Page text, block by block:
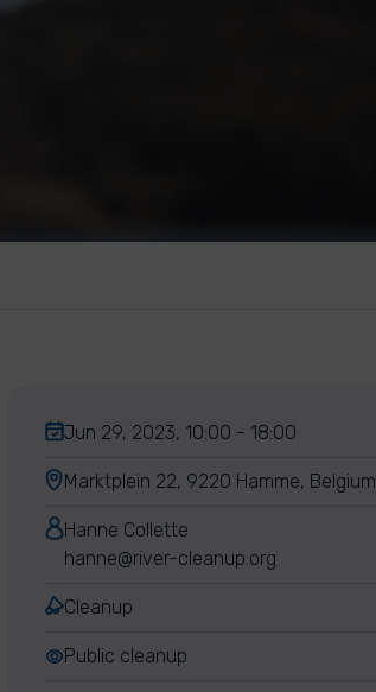
Jun 29, 2023, 10:00 - 18:00
Marktplein 22, 9220 Hamme, Belgium
Hanne Collette
hanne@river-cleanup.org
Cleanup
Public cleanup